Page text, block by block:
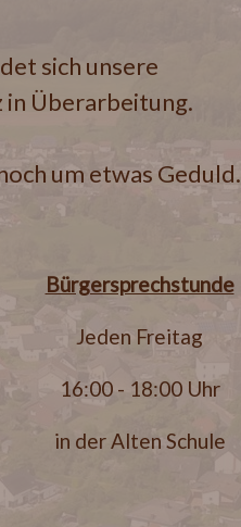
sich unsere
Überarbeitung.
um etwas Geduld.
Bürgersprechstunde
Jeden Freitag
16:00 - 18:00 Uhr
in der Alten Schule